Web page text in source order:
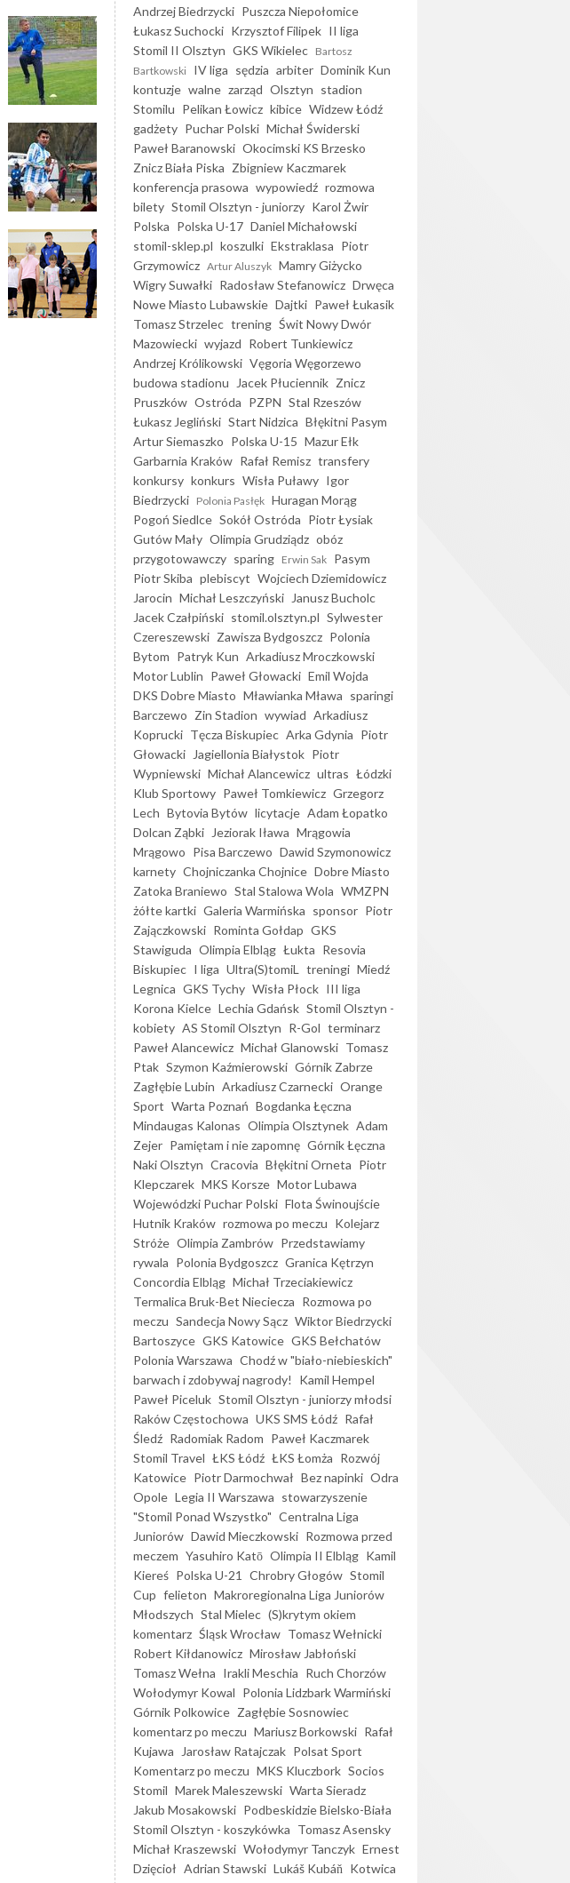
Andrzej Biedrzycki Puszcza Niepołomice
Łukasz Suchocki Krzysztof Filipek II liga
Stomil II Olsztyn GKS Wikielec Bartosz
Bartkowski IV liga sędzia arbiter Dominik Kun
kontuzje walne zarząd Olsztyn stadion
Stomilu Pelikan Łowicz kibice Widzew Łódź
gadżety Puchar Polski Michał Świderski
Paweł Baranowski Okocimski KS Brzesko
Znicz Biała Piska Zbigniew Kaczmarek
konferencja prasowa wypowiedź rozmowa
bilety Stomil Olsztyn - juniorzy Karol Żwir
Polska Polska U-17 Daniel Michałowski
stomil-sklep.pl koszulki Ekstraklasa Piotr
Grzymowicz Artur Aluszyk Mamry Giżycko
Wigry Suwałki Radosław Stefanowicz Drwęca
Nowe Miasto Lubawskie Dajtki Paweł Łukasik
Tomasz Strzelec trening Świt Nowy Dwór
Mazowiecki wyjazd Robert Tunkiewicz
Andrzej Królikowski Vęgoria Węgorzewo
budowa stadionu
Jacek Płuciennik Znicz
Pruszków Ostróda PZPN Stal Rzeszów
Łukasz Jegliński Start Nidzica Błękitni Pasym
Artur Siemaszko Polska U-15 Mazur Ełk
Garbarnia Kraków Rafał Remisz transfery
konkursy konkurs Wisła Puławy Igor
Biedrzycki Polonia Pasłęk Huragan Morąg
Pogoń Siedlce Sokół Ostróda Piotr Łysiak
Gutów Mały Olimpia Grudziądz obóz
przygotowawczy sparing Erwin Sak Pasym
Piotr Skiba plebiscyt Wojciech Dziemidowicz
Jarocin Michał Leszczyński
Janusz Bucholc
Jacek Czałpiński stomil.olsztyn.pl Sylwester
Czereszewski Zawisza Bydgoszcz Polonia
Bytom Patryk Kun Arkadiusz Mroczkowski
Motor Lublin Paweł Głowacki Emil Wojda
DKS Dobre Miasto Mławianka Mława sparingi
Barczewo Zin Stadion wywiad Arkadiusz
Koprucki Tęcza Biskupiec Arka Gdynia Piotr
Głowacki
Jagiellonia Białystok Piotr
Wypniewski Michał Alancewicz ultras Łódzki
Klub Sportowy Paweł Tomkiewicz Grzegorz
Lech Bytovia Bytów licytacje Adam Łopatko
Dolcan Ząbki
Jeziorak Iława Mrągowia
Mrągowo Pisa Barczewo Dawid Szymonowicz
karnety Chojniczanka Chojnice Dobre Miasto
Zatoka Braniewo Stal Stalowa Wola WMZPN
żółte kartki Galeria Warmińska sponsor Piotr
Zajączkowski Rominta Gołdap GKS
Stawiguda Olimpia Elbląg Łukta Resovia
Biskupiec I liga Ultra(S)tomiL treningi Miedź
Legnica GKS Tychy Wisła Płock III liga
Korona Kielce Lechia Gdańsk Stomil Olsztyn -
kobiety AS Stomil Olsztyn R-Gol terminarz
Paweł Alancewicz Michał Glanowski Tomasz
Ptak Szymon Kaźmierowski Górnik Zabrze
Zagłębie Lubin Arkadiusz Czarnecki Orange
Sport Warta Poznań Bogdanka Łęczna
Mindaugas Kalonas Olimpia Olsztynek Adam
Zejer Pamiętam i nie zapomnę Górnik Łęczna
Naki Olsztyn Cracovia Błękitni Orneta Piotr
Klepczarek MKS Korsze Motor Lubawa
Wojewódzki Puchar Polski Flota Świnoujście
Hutnik Kraków rozmowa po meczu Kolejarz
Stróże Olimpia Zambrów Przedstawiamy
rywala Polonia Bydgoszcz Granica Kętrzyn
Concordia Elbląg Michał Trzeciakiewicz
Termalica Bruk-Bet Nieciecza Rozmowa po
meczu Sandecja Nowy Sącz Wiktor Biedrzycki
Bartoszyce GKS Katowice GKS Bełchatów
Polonia Warszawa Chodź w "biało-niebieskich"
barwach i zdobywaj nagrody!
Kamil Hempel
Paweł Piceluk Stomil Olsztyn - juniorzy młodsi
Raków Częstochowa UKS SMS Łódź Rafał
Śledź Radomiak Radom Paweł Kaczmarek
Stomil Travel ŁKS Łódź ŁKS Łomża Rozwój
Katowice Piotr Darmochwał Bez napinki Odra
Opole Legia II Warszawa stowarzyszenie
"Stomil Ponad Wszystko" Centralna Liga
Juniorów Dawid Mieczkowski Rozmowa przed
meczem Yasuhiro Katō Olimpia II Elbląg Kamil
Kiereś Polska U-21 Chrobry Głogów Stomil
Cup felieton Makroregionalna Liga Juniorów
Młodszych Stal Mielec (S)krytym okiem
komentarz Śląsk Wrocław Tomasz Wełnicki
Robert Kiłdanowicz Mirosław Jabłoński
Tomasz Wełna Irakli Meschia Ruch Chorzów
Wołodymyr Kowal Polonia Lidzbark Warmiński
Górnik Polkowice Zagłębie Sosnowiec
komentarz po meczu Mariusz Borkowski Rafał
Kujawa
Jarosław Ratajczak Polsat Sport
Komentarz po meczu MKS Kluczbork Socios
Stomil Marek Maleszewski Warta Sieradz
Jakub Mosakowski Podbeskidzie Bielsko-Biała
Stomil Olsztyn - koszykówka Tomasz Asensky
Michał Kraszewski Wołodymyr Tanczyk Ernest
Dzięcioł Adrian Stawski Lukáš Kubáň Kotwica